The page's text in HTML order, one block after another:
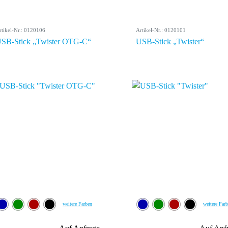
Nr.: 0120106
Stick „Twister OTG-C“
weitere Farben
Artikel-Nr.: 0120101
USB-Stick „Twister“
weitere